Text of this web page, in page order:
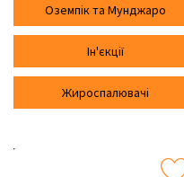
Оземпік та Мунджаро
Ін'єкції
Жироспалювачі